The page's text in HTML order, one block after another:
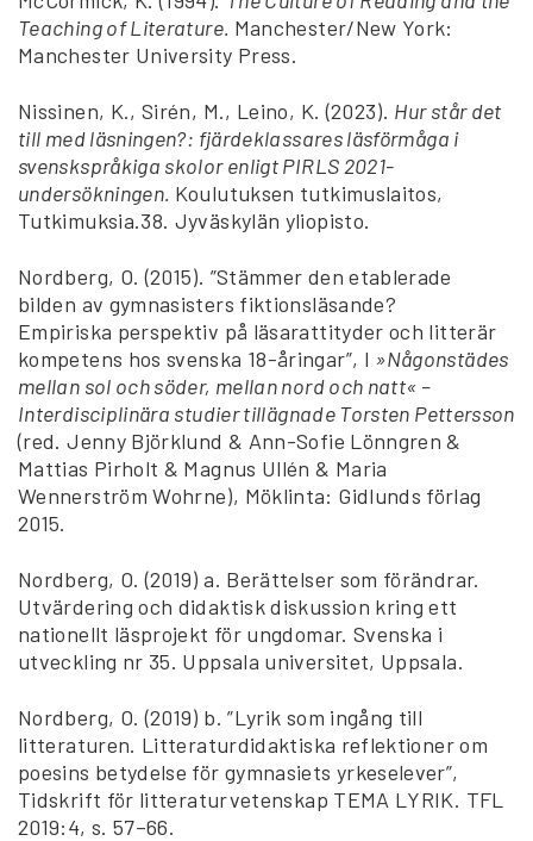
Teaching of Literature. Manchester/New York:
Manchester University Press.
Nissinen, K., Sirén, M., Leino, K. (2023). Hur står det
till med läsningen?: fjärdeklassares läsförmåga i
svenskspråkiga skolor enligt PIRLS 2021-
undersökningen. Koulutuksen tutkimuslaitos,
Tutkimuksia.38. Jyväskylän yliopisto.
Nordberg, O. (2015). ”Stämmer den etablerade
bilden av gymnasisters fiktionsläsande?
Empiriska perspektiv på läsarattityder och litterär
kompetens hos svenska 18-åringar”, I »Någonstädes
mellan sol och söder, mellan nord och natt« –
Interdisciplinära studier tillägnade Torsten Pettersson
(red. Jenny Björklund & Ann-Sofie Lönngren &
Mattias Pirholt & Magnus Ullén & Maria
Wennerström Wohrne), Möklinta: Gidlunds förlag
2015.
Nordberg, O. (2019) a. Berättelser som förändrar.
Utvärdering och didaktisk diskussion kring ett
nationellt läsprojekt för ungdomar. Svenska i
utveckling nr 35. Uppsala universitet, Uppsala.
Nordberg, O. (2019) b. ”Lyrik som ingång till
litteraturen. Litteraturdidaktiska reflektioner om
poesins betydelse för gymnasiets yrkeselever”,
Tidskrift för litteraturvetenskap TEMA LYRIK. TFL
2019:4, s. 57–66.